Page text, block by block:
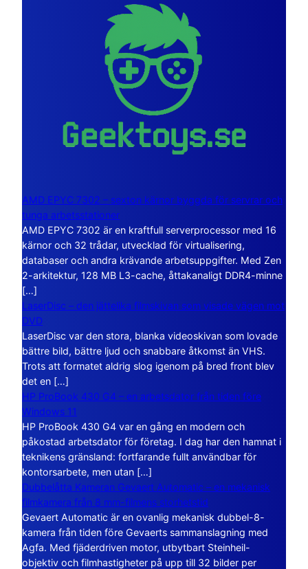
AMD EPYC 7302 – sexton kärnor byggda för servrar och
tunga arbetsstationer
AMD EPYC 7302 är en kraftfull serverprocessor med 16
kärnor och 32 trådar, utvecklad för virtualisering,
databaser och andra krävande arbetsuppgifter. Med Zen
2-arkitektur, 128 MB L3-cache, åttakanaligt DDR4-minne
[…]
LaserDisc – den jättelika filmskivan som visade vägen mot
DVD
LaserDisc var den stora, blanka videoskivan som lovade
bättre bild, bättre ljud och snabbare åtkomst än VHS.
Trots att formatet aldrig slog igenom på bred front blev
det en […]
HP ProBook 430 G4 – en arbetsdator från tiden före
Windows 11
HP ProBook 430 G4 var en gång en modern och
påkostad arbetsdator för företag. I dag har den hamnat i
teknikens gränsland: fortfarande fullt användbar för
kontorsarbete, men utan […]
Dubbelåtta Kameran Gevaert Automatic – en mekanisk
filmkamera från 8 mm-filmens storhetstid
Gevaert Automatic är en ovanlig mekanisk dubbel-8-
kamera från tiden före Gevaerts sammanslagning med
Agfa. Med fjäderdriven motor, utbytbart Steinheil-
objektiv och filmhastigheter på upp till 32 bilder per